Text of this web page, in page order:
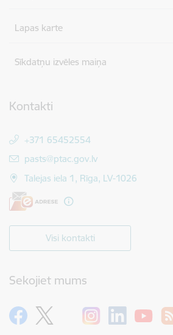
Lapas karte
Sīkdatņu izvēles maiņa
Kontakti
+371 65452554
E-pasts:
pasts@ptac.gov.lv
Talejas iela 1, Rīga, LV-1026
Visi kontakti
Sekojiet mums